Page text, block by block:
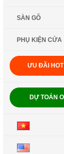
SÀN GỖ
PHỤ KIỆN CỬA
ƯU ĐÃI HOT
DỰ TOÁN